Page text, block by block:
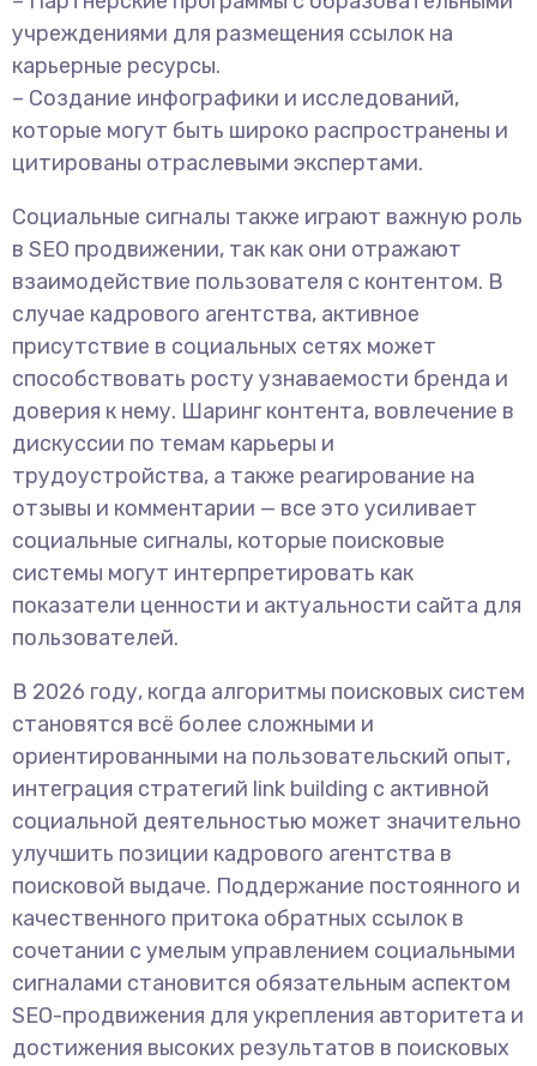
учреждениями для размещения ссылок на
карьерные ресурсы.
– Создание инфографики и исследований,
которые могут быть широко распространены и
цитированы отраслевыми экспертами.
Социальные сигналы также играют важную роль
в SEO продвижении, так как они отражают
взаимодействие пользователя с контентом. В
случае кадрового агентства, активное
присутствие в социальных сетях может
способствовать росту узнаваемости бренда и
доверия к нему. Шаринг контента, вовлечение в
дискуссии по темам карьеры и
трудоустройства, а также реагирование на
отзывы и комментарии — все это усиливает
социальные сигналы, которые поисковые
системы могут интерпретировать как
показатели ценности и актуальности сайта для
пользователей.
В 2026 году, когда алгоритмы поисковых систем
становятся всё более сложными и
ориентированными на пользовательский опыт,
интеграция стратегий link building с активной
социальной деятельностью может значительно
улучшить позиции кадрового агентства в
поисковой выдаче. Поддержание постоянного и
качественного притока обратных ссылок в
сочетании с умелым управлением социальными
сигналами становится обязательным аспектом
SEO-продвижения для укрепления авторитета и
достижения высоких результатов в поисковых